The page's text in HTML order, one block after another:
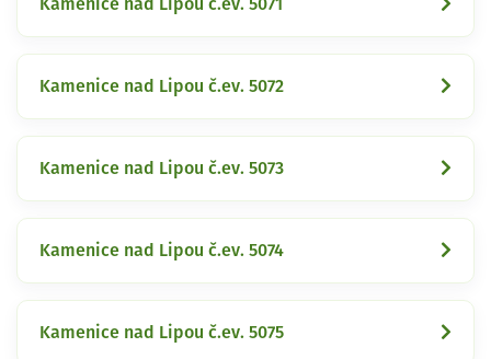
Kamenice nad Lipou č.ev. 5071
Kamenice nad Lipou č.ev. 5072
Kamenice nad Lipou č.ev. 5073
Kamenice nad Lipou č.ev. 5074
Kamenice nad Lipou č.ev. 5075